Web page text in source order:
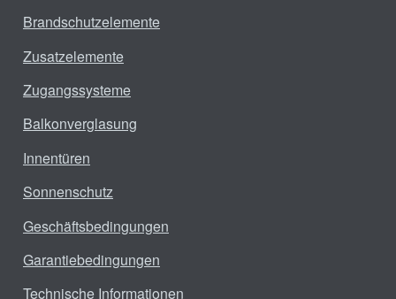
Brandschutzelemente
Zusatzelemente
Zugangssysteme
Balkonverglasung
Innentüren
Sonnenschutz
Geschäftsbedingungen
Garantiebedingungen
Technische Informationen